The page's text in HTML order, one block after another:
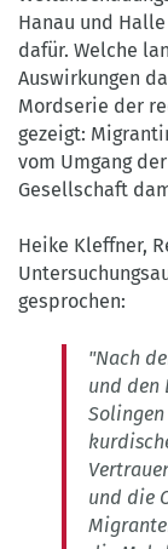
Hanau und
dafür. Welche
Auswirkungen
Mordserie der
gezeigt:
vom Umgang
Gesellschaft
Heike Kleffner,
gesprochen:
"Nach
und den
und die